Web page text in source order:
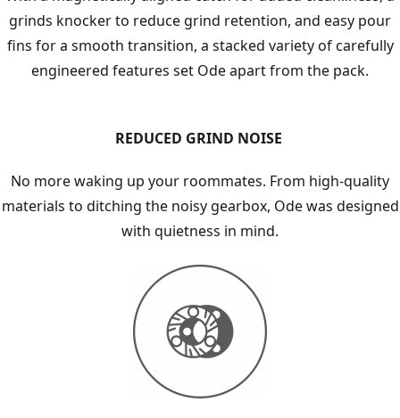
grinds knocker to reduce grind retention, and easy pour
fins for a smooth transition, a stacked variety of carefully
engineered features set Ode apart from the pack.
REDUCED GRIND NOISE
No more waking up your roommates. From high-quality
materials to ditching the noisy gearbox, Ode was designed
with quietness in mind.